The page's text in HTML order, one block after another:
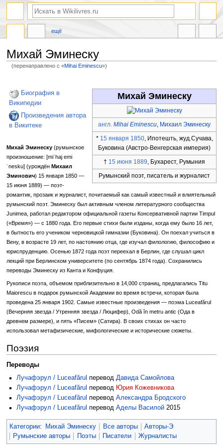
Михай Эминеску
(перенаправлено с «Mihai Eminescu»)
навигации
поиску
Михай Эминеску
англ. Mihai Eminescu, Михаил Эминеску
* 15 января 1850, Ипотешть, жуд.Сучава,
Буковина (Австро-Венгерская империя)
† 15 июня 1889, Бухарест, Румыния
Румынский поэт, писатель и журналист
Биография в
Википедии
Произведения автора
в Викитеке
Михай Эминеску(румынское
произношение: [miˈhaj emi
ˈnesku] (урождён Михаил
Эминович) 15 января 1850 —
15 июня 1889) — поэт-
романтик, прозаик и журналист, почитаемый как самый известный и влиятельный
румынский поэт. Эминеску был активным членом литературного сообщества
Junimea, работал редактором официальной газеты Консервативной партии Timpul
(«Время») — с 1880 года. Его первые стихи были изданы, когда ему было 16 лет,
в бытность его учеником черновицкой гимназии (Буковина). Он поехал учиться в
Вену, в возрасте 19 лет, по настоянию отца, где изучал филологию, философию и
юриспруденцию. Осенью 1872 года поэт переехал в Берлин, где слушал цикл
лекций при Берлинском университете (по сентябрь 1874 года). Сохранились
переводы Эминеску из Канта и Конфуция.
Рукописи поэта, объемом приблизительно в 14,000 страниц, предлагались Titu
Maiorescu в подарок румынской Академии во время встречи, которая была
проведена 25 января 1902. Самые известные произведения — поэма Luceafărul
(Вечерняя звезда / Утренняя звезда / Люцифер), Odă în metru antic (Ода в
древнем размере), и пять «Писем» (Сатира). В своих стихах он часто
использовал метафизические, мифологические и исторические сюжеты.
Поэзия
Переводы
Лучафэрул / Luceafărul перевод Давида Самойлова
Лучафэрул / Luceafărul перевод Юрия Кожевникова
Лучафэрул / Luceafărul перевод Александра Бродского
Лучафэрул / Luceafărul перевод Аделы Василой 2015
Категории: Михай Эминеску Все авторы
Авторы-Э
Румынские авторы
Поэты Писатели Журналисты
ещё